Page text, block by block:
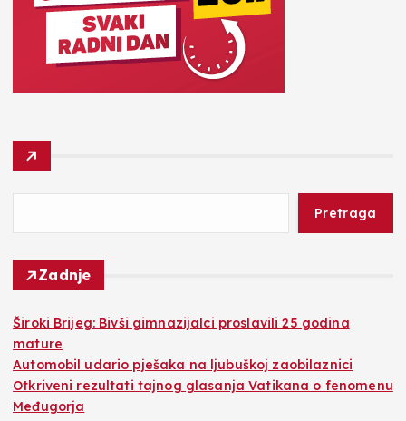
Pretraga
Zadnje
Široki Brijeg: Bivši gimnazijalci proslavili 25 godina
mature
Automobil udario pješaka na ljubuškoj zaobilaznici
Otkriveni rezultati tajnog glasanja Vatikana o fenomenu
Međugorja